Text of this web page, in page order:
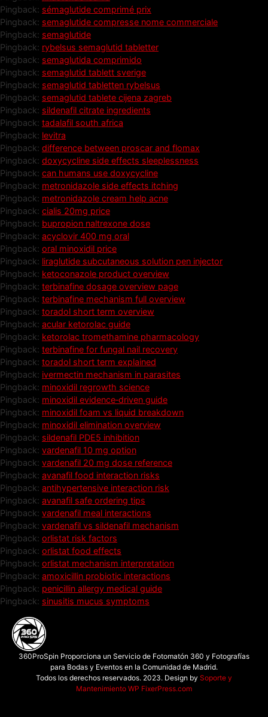
Pingback: sémaglutide comprimé prix
Pingback: semaglutide compresse nome commerciale
Pingback: semaglutide
Pingback: rybelsus semaglutid tabletter
Pingback: semaglutida comprimido
Pingback: semaglutid tablett sverige
Pingback: semaglutid tabletten rybelsus
Pingback: semaglutid tablete cijena zagreb
Pingback: sildenafil citrate ingredients
Pingback: tadalafil south africa
Pingback: levitra
Pingback: difference between proscar and flomax
Pingback: doxycycline side effects sleeplessness
Pingback: can humans use doxycycline
Pingback: metronidazole side effects itching
Pingback: metronidazole cream help acne
Pingback: cialis 20mg price
Pingback: bupropion naltrexone dose
Pingback: acyclovir 400 mg oral
Pingback: oral minoxidil price
Pingback: liraglutide subcutaneous solution pen injector
Pingback: ketoconazole product overview
Pingback: terbinafine dosage overview page
Pingback: terbinafine mechanism full overview
Pingback: toradol short term overview
Pingback: acular ketorolac guide
Pingback: ketorolac tromethamine pharmacology
Pingback: terbinafine for fungal nail recovery
Pingback: toradol short term explained
Pingback: ivermectin mechanism in parasites
Pingback: minoxidil regrowth science
Pingback: minoxidil evidence‑driven guide
Pingback: minoxidil foam vs liquid breakdown
Pingback: minoxidil elimination overview
Pingback: sildenafil PDE5 inhibition
Pingback: vardenafil 10 mg option
Pingback: vardenafil 20 mg dose reference
Pingback: avanafil food interaction risks
Pingback: antihypertensive interaction risk
Pingback: avanafil safe ordering tips
Pingback: vardenafil meal interactions
Pingback: vardenafil vs sildenafil mechanism
Pingback: orlistat risk factors
Pingback: orlistat food effects
Pingback: orlistat mechanism interpretation
Pingback: amoxicillin probiotic interactions
Pingback: penicillin allergy medical guide
Pingback: sinusitis mucus symptoms
360ProSpin Proporciona un Servicio de Fotomatón 360 y Fotografías
para Bodas y Eventos en la Comunidad de Madrid.
Todos los derechos reservados. 2023. Design by Soporte y
Mantenimiento WP FixerPress.com